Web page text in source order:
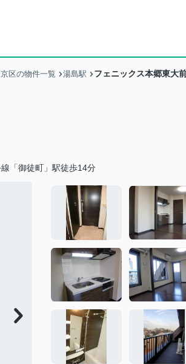
区の物件一覧 湯島駅 フェニックス本郷東大
線「御徒町」駅徒歩14分